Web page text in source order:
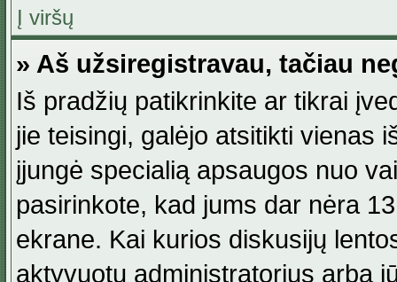
Į viršų
» Aš užsiregistravau, tačiau
Iš pradžių patikrinkite ar tikrai
jie teisingi, galėjo atsitikti vienas
įjungė specialią apsaugos nuo
pasirinkote, kad jums dar nėra
ekrane. Kai kurios diskusijų
aktyvuotų administratorius arba